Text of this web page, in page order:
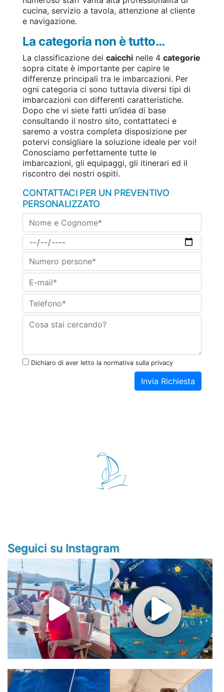
cucina, servizio a tavola, attenzione al cliente
e navigazione.
La categoria non è tutto…
La classificazione dei caicchi nelle 4 categorie
sopra citate è importante per capire le
differenze principali tra le imbarcazioni. Per
ogni categoria ci sono tuttavia diversi tipi di
imbarcazioni con differenti caratteristiche.
Dopo che vi siete fatti un’idea di base
consultando il nostro sito, contattateci e
saremo a vostra completa disposizione per
potervi consigliare la soluzione ideale per voi!
Conosciamo perfettamente tutte le
imbarcazioni, gli equipaggi, gli itinerari ed il
riscontro dei nostri ospiti.
CONTATTACI PER UN PREVENTIVO
PERSONALIZZATO
Dichiaro di aver letto la normativa sulla privacy
Seguici su Instagram